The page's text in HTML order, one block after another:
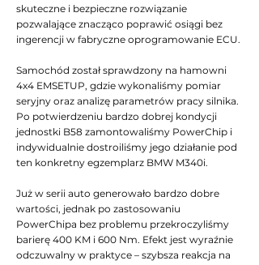
skuteczne i bezpieczne rozwiązanie
pozwalające znacząco poprawić osiągi bez
ingerencji w fabryczne oprogramowanie ECU.
Samochód został sprawdzony na hamowni
4x4 EMSETUP, gdzie wykonaliśmy pomiar
seryjny oraz analizę parametrów pracy silnika.
Po potwierdzeniu bardzo dobrej kondycji
jednostki B58 zamontowaliśmy PowerChip i
indywidualnie dostroiliśmy jego działanie pod
ten konkretny egzemplarz BMW M340i.
Już w serii auto generowało bardzo dobre
wartości, jednak po zastosowaniu
PowerChipa bez problemu przekroczyliśmy
barierę 400 KM i 600 Nm. Efekt jest wyraźnie
odczuwalny w praktyce – szybsza reakcja na